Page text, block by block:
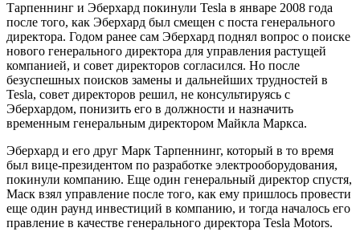
Тарпеннинг и Эберхард покинули Tesla в январе 2008 года
после того, как Эберхард был смещен с поста генерального
директора. Годом ранее сам Эберхард поднял вопрос о поиске
нового генерального директора для управления растущей
компанией, и совет директоров согласился. Но после
безуспешных поисков замены и дальнейших трудностей в
Tesla, совет директоров решил, не консультируясь с
Эберхардом, понизить его в должности и назначить
временным генеральным директором Майкла Маркса.
Эберхард и его друг Марк Тарпеннинг, который в то время
был вице-президентом по разработке электрооборудования,
покинули компанию. Еще один генеральный директор спустя,
Маск взял управление после того, как ему пришлось провести
еще один раунд инвестиций в компанию, и тогда началось его
правление в качестве генерального директора Tesla Motors.